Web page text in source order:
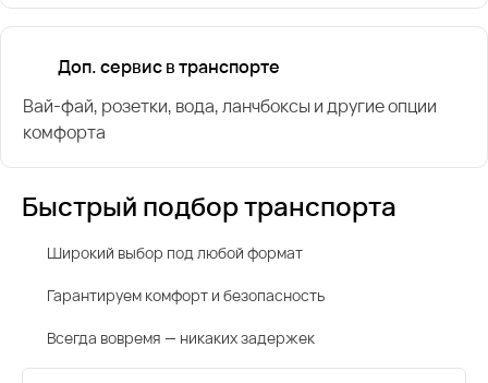
Доп. сервис в транспорте
Вай-фай, розетки, вода, ланчбоксы и другие опции
комфорта
Быстрый подбор транспорта
Широкий выбор под любой формат
Гарантируем комфорт и безопасность
Всегда вовремя — никаких задержек